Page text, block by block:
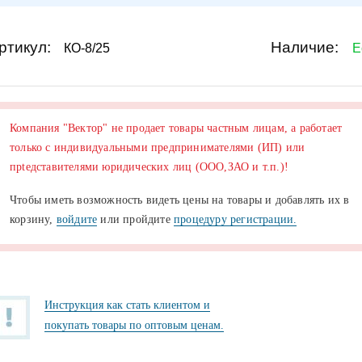
КО-8/25 Наличие:
Компания "Вектор" не продает товары частным лицам, а работает
только с индивидуальными предпринимателями (ИП) или
прtедставителями юридических лиц (ООО,ЗАО и т.п.)!
Чтобы иметь возможность видеть цены на товары и добавлять их в
корзину, войдите или пройдитепроцедуру регистрации.
Инструкция как стать клиентом и
покупать товары по оптовым ценам.